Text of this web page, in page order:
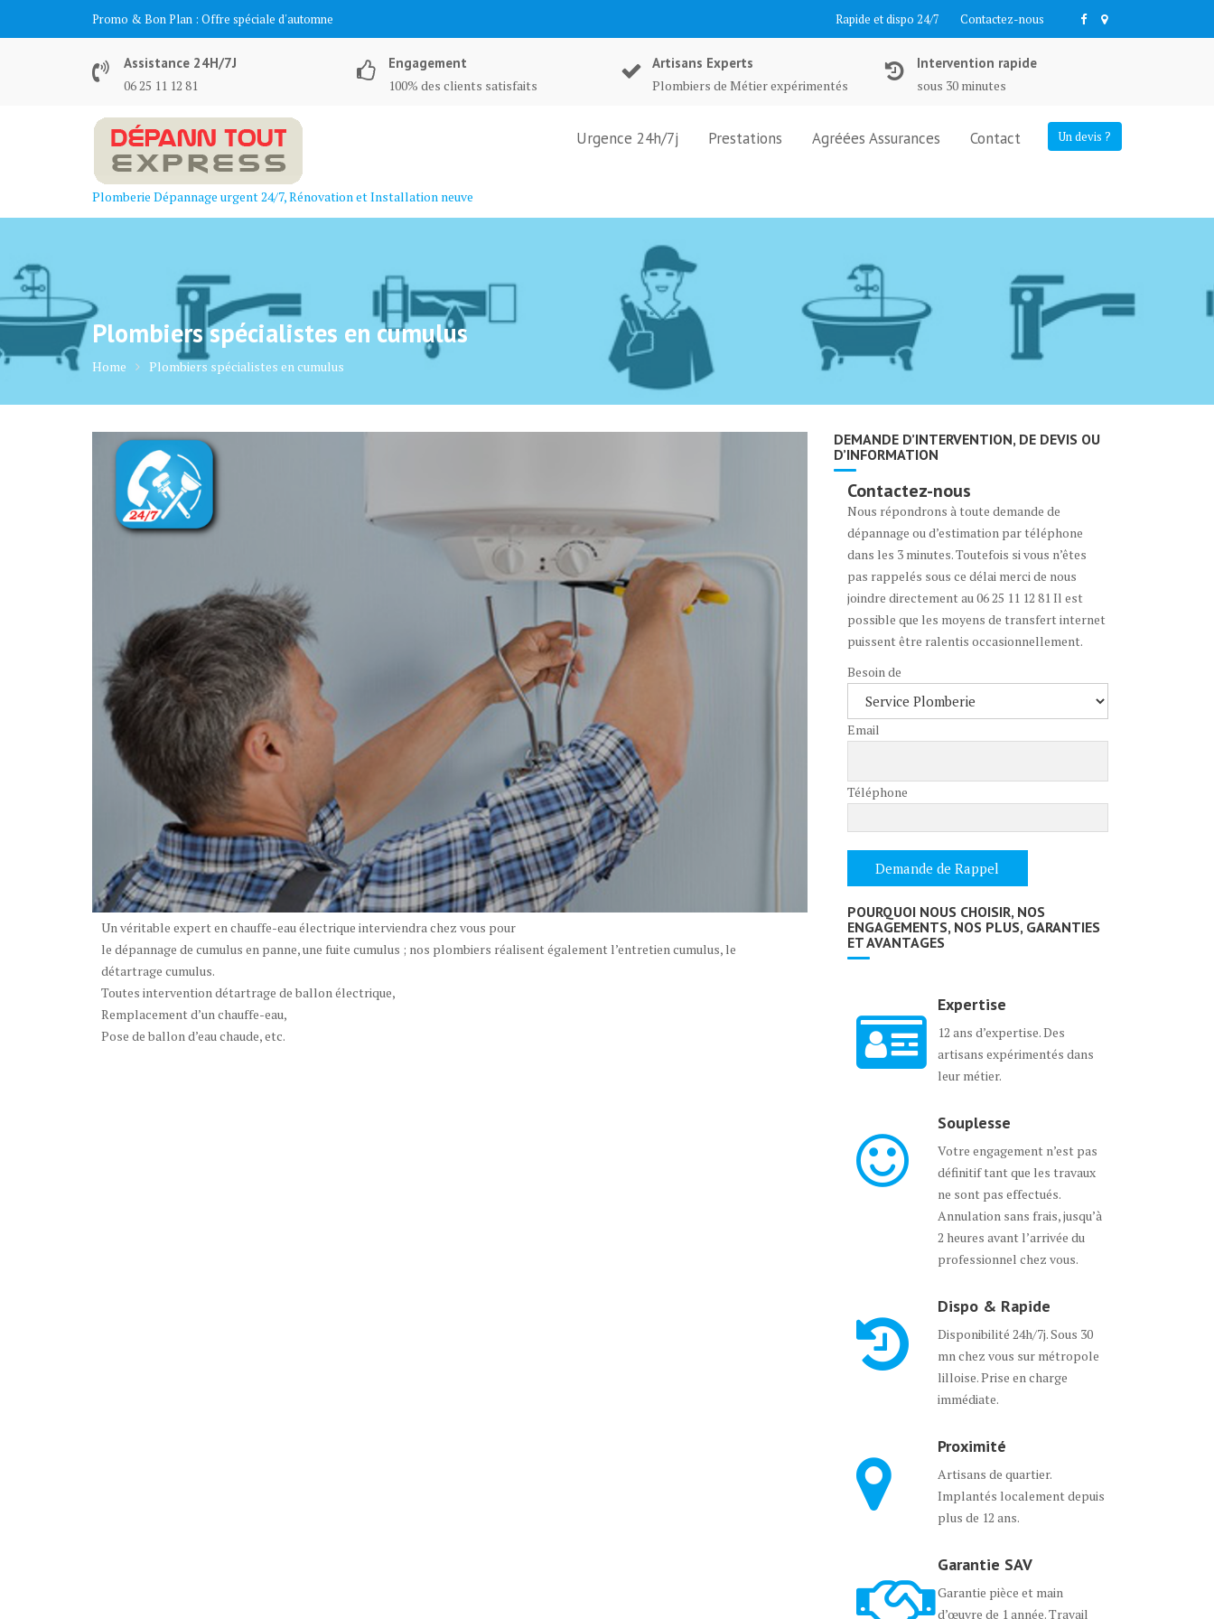
Promo & Bon Plan : Offre spéciale d'automne Rapide et dispo 24/7 Contactez-nous
Assistance 24H/7J
06 25 11 12 81
Engagement
100% des clients satisfaits
Artisans Experts
Plombiers de Métier expérimentés
Intervention rapide
sous 30 minutes
Plomberie Dépannage urgent 24/7, Rénovation et Installation neuve
Un devis ?
Urgence 24h/7j Prestations Agréées Assurances Contact
Plombiers spécialistes en cumulus
Home Plombiers spécialistes en cumulus
Un véritable expert en chauffe-eau électrique interviendra chez vous pour
le dépannage de cumulus en panne, une fuite cumulus ; nos plombiers réalisent également l’entretien cumulus, le
détartrage cumulus.
Toutes intervention détartrage de ballon électrique,
Remplacement d’un chauffe-eau,
Pose de ballon d’eau chaude, etc.
DEMANDE D’INTERVENTION, DE DEVIS OU
D’INFORMATION
Contactez-nous
Nous répondrons à toute demande de
dépannage ou d’estimation par téléphone
dans les 3 minutes. Toutefois si vous n’êtes
pas rappelés sous ce délai merci de nous
joindre directement au 06 25 11 12 81 Il est
possible que les moyens de transfert internet
puissent être ralentis occasionnellement.
Besoin de
Email
Téléphone
POURQUOI NOUS CHOISIR, NOS
ENGAGEMENTS, NOS PLUS, GARANTIES
ET AVANTAGES
Expertise
12 ans d’expertise. Des
artisans expérimentés dans
leur métier.
Souplesse
Votre engagement n’est pas
définitif tant que les travaux
ne sont pas effectués.
Annulation sans frais, jusqu’à
2 heures avant l’arrivée du
professionnel chez vous.
Dispo & Rapide
Disponibilité 24h/7j. Sous 30
mn chez vous sur métropole
lilloise. Prise en charge
immédiate.
Proximité
Artisans de quartier.
Implantés localement depuis
plus de 12 ans.
Garantie SAV
Garantie pièce et main
d’œuvre de 1 année. Travail